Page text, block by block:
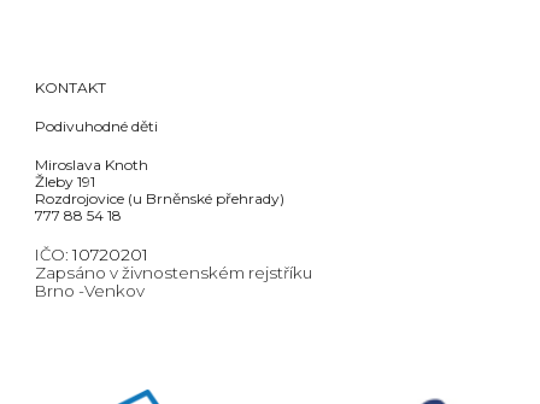
KONTAKT
Podivuhodné děti
Miroslava Knoth
Žleby 191
Rozdrojovice (u Brněnské přehrady)
777 88 54 18
IČO:10720201
Zapsáno v živnostenském rejstříku
Brno -Venkov